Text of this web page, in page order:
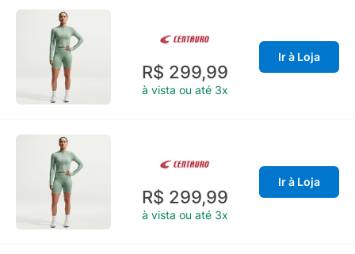
R$ 299,99
à vista ou até 3x
Ir à Loja
R$ 299,99
à vista ou até 3x
Ir à Loja